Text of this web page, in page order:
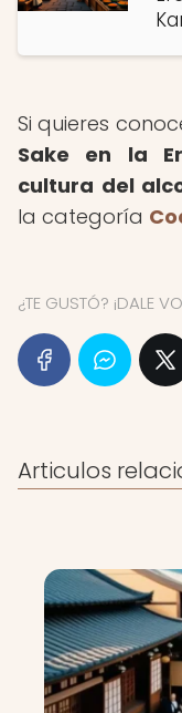
Si quieres
Sake en la
cultura del
la categoría
¿TE GUSTÓ? ¡DALE
Articulos